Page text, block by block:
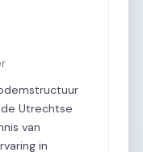
Utrechtse
van
in